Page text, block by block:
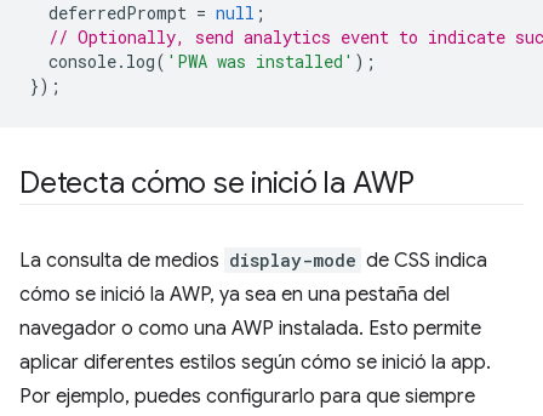
deferredPrompt = null ;
// Optionally, send analytics event to indicate
console. log( 'PWA was installed' );
});
Detecta cómo se inició la AWP
La consulta de medios display-mode de CSS indica
cómo se inició la AWP, ya sea en una pestaña del
navegador o como una AWP instalada. Esto permite
aplicar diferentes estilos según cómo se inició la app.
Por ejemplo, puedes configurarlo para que siempre